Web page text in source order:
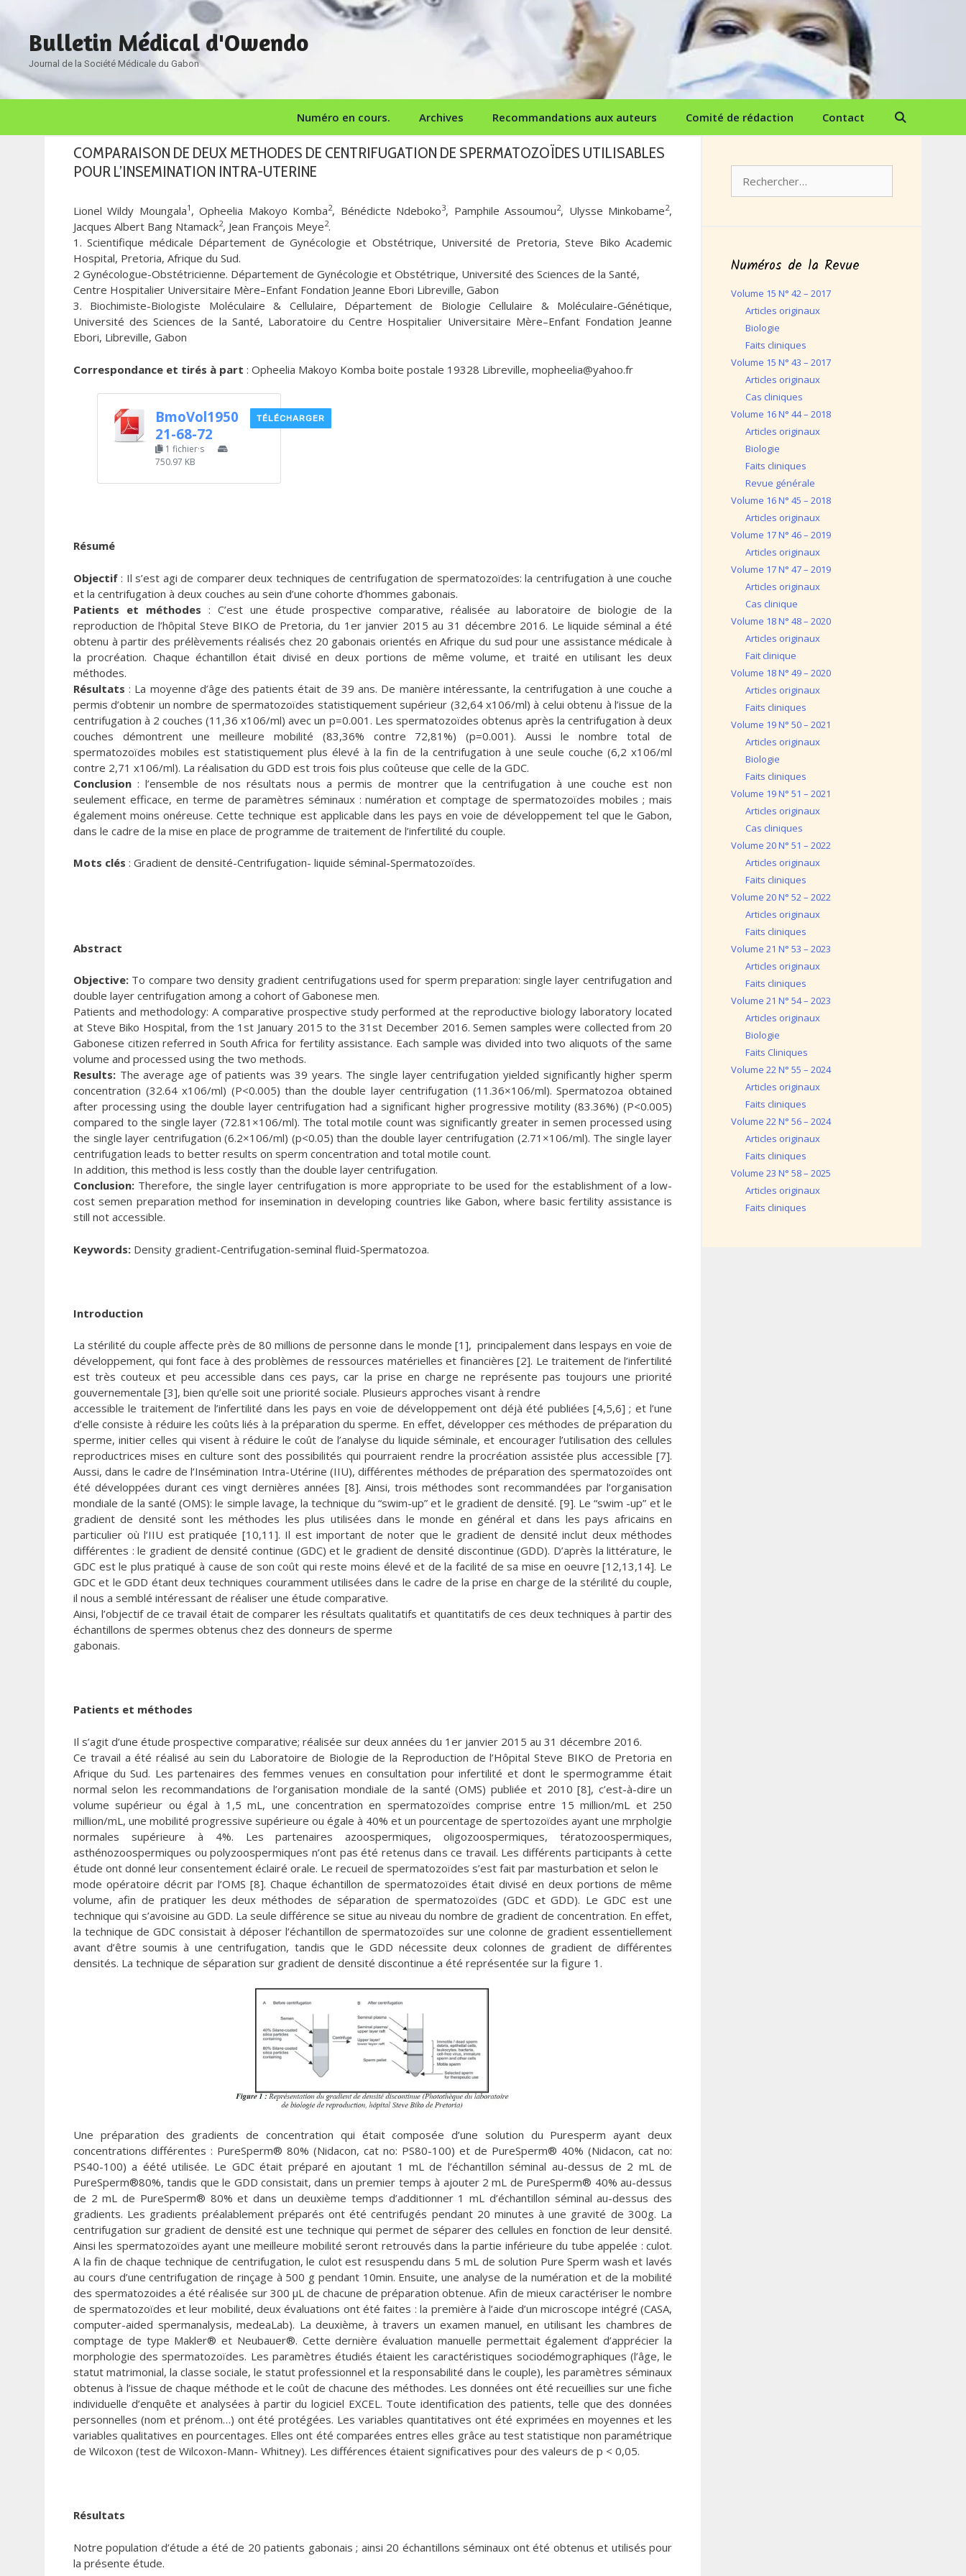
contenuBulletin Médical d'Owendo
Journal de la Société Médicale du Gabon
Numéro en cours. Archives Recommandations aux auteurs Comité de rédaction Contact
COMPARAISON DE DEUX METHODES DE CENTRIFUGATION DE SPERMATOZOÏDES UTILISABLES
POUR L’INSEMINATION INTRA-UTERINE
Lionel Wildy Moungala1 , Opheelia Makoyo Komba2, Bénédicte Ndeboko3, Pamphile Assoumou2, Ulysse Minkobame2,
Jacques Albert Bang Ntamack2, Jean François Meye2.
1. Scientifique médicale Département de Gynécologie et Obstétrique, Université de Pretoria, Steve Biko Academic
Hospital, Pretoria, Afrique du Sud.
2 Gynécologue-Obstétricienne. Département de Gynécologie et Obstétrique, Université des Sciences de la Santé,
Centre Hospitalier Universitaire Mère–Enfant Fondation Jeanne Ebori Libreville, Gabon
3. Biochimiste-Biologiste Moléculaire & Cellulaire, Département de Biologie Cellulaire & Moléculaire-Génétique,
Université des Sciences de la Santé, Laboratoire du Centre Hospitalier Universitaire Mère–Enfant Fondation Jeanne
Ebori, Libreville, Gabon
Correspondance et tirés à part : Opheelia Makoyo Komba boite postale 19328 Libreville, mopheelia@yahoo.fr
BmoVol1950
21-68-72
1 fichier·s
750.97 KB
TÉLÉCHARGER
Résumé
Objectif : Il s’est agi de comparer deux techniques de centrifugation de spermatozoïdes: la centrifugation à une couche
et la centrifugation à deux couches au sein d’une cohorte d’hommes gabonais.
Patients et méthodes : C’est une étude prospective comparative, réalisée au laboratoire de biologie de la
reproduction de l’hôpital Steve BIKO de Pretoria, du 1er janvier 2015 au 31 décembre 2016. Le liquide séminal a été
obtenu à partir des prélèvements réalisés chez 20 gabonais orientés en Afrique du sud pour une assistance médicale à
la procréation. Chaque échantillon était divisé en deux portions de même volume, et traité en utilisant les deux
méthodes.
Résultats : La moyenne d’âge des patients était de 39 ans. De manière intéressante, la centrifugation à une couche a
permis d’obtenir un nombre de spermatozoïdes statistiquement supérieur (32,64 x106/ml) à celui obtenu à l’issue de la
centrifugation à 2 couches (11,36 x106/ml) avec un p=0.001. Les spermatozoïdes obtenus après la centrifugation à deux
couches démontrent une meilleure mobilité (83,36% contre 72,81%) (p=0.001). Aussi le nombre total de
spermatozoïdes mobiles est statistiquement plus élevé à la fin de la centrifugation à une seule couche (6,2 x106/ml
contre 2,71 x106/ml). La réalisation du GDD est trois fois plus coûteuse que celle de la GDC.
Conclusion : l’ensemble de nos résultats nous a permis de montrer que la centrifugation à une couche est non
seulement efficace, en terme de paramètres séminaux : numération et comptage de spermatozoïdes mobiles ; mais
également moins onéreuse. Cette technique est applicable dans les pays en voie de développement tel que le Gabon,
dans le cadre de la mise en place de programme de traitement de l’infertilité du couple.
Mots clés : Gradient de densité-Centrifugation- liquide séminal-Spermatozoïdes.
Abstract
Objective: To compare two density gradient centrifugations used for sperm preparation: single layer centrifugation and
double layer centrifugation among a cohort of Gabonese men.
Patients and methodology: A comparative prospective study performed at the reproductive biology laboratory located
at Steve Biko Hospital, from the 1st January 2015 to the 31st December 2016. Semen samples were collected from 20
Gabonese citizen referred in South Africa for fertility assistance. Each sample was divided into two aliquots of the same
volume and processed using the two methods.
Results: The average age of patients was 39 years. The single layer centrifugation yielded significantly higher sperm
concentration (32.64 x106/ml) (P<0.005) than the double layer centrifugation (11.36×106/ml). Spermatozoa obtained
after processing using the double layer centrifugation had a significant higher progressive motility (83.36%) (P<0.005)
compared to the single layer (72.81×106/ml). The total motile count was significantly greater in semen processed using
the single layer centrifugation (6.2×106/ml) (p<0.05) than the double layer centrifugation (2.71×106/ml). The single layer
centrifugation leads to better results on sperm concentration and total motile count.
In addition, this method is less costly than the double layer centrifugation.
Conclusion: Therefore, the single layer centrifugation is more appropriate to be used for the establishment of a low-
cost semen preparation method for insemination in developing countries like Gabon, where basic fertility assistance is
still not accessible.
Keywords: Density gradient-Centrifugation-seminal fluid-Spermatozoa.
Introduction
La stérilité du couple affecte près de 80 millions de personne dans le monde [1], principalement dans lespays en voie de
développement, qui font face à des problèmes de ressources matérielles et financières [2]. Le traitement de l’infertilité
est très couteux et peu accessible dans ces pays, car la prise en charge ne représente pas toujours une priorité
gouvernementale [3], bien qu’elle soit une priorité sociale. Plusieurs approches visant à rendre
accessible le traitement de l’infertilité dans les pays en voie de développement ont déjà été publiées [4,5,6] ; et l’une
d’elle consiste à réduire les coûts liés à la préparation du sperme. En effet, développer ces méthodes de préparation du
sperme, initier celles qui visent à réduire le coût de l’analyse du liquide séminale, et encourager l’utilisation des cellules
reproductrices mises en culture sont des possibilités qui pourraient rendre la procréation assistée plus accessible [7].
Aussi, dans le cadre de l’Insémination Intra-Utérine (IIU), différentes méthodes de préparation des spermatozoïdes ont
été développées durant ces vingt dernières années [8]. Ainsi, trois méthodes sont recommandées par l’organisation
mondiale de la santé (OMS): le simple lavage, la technique du “swim-up” et le gradient de densité. [9]. Le “swim -up” et le
gradient de densité sont les méthodes les plus utilisées dans le monde en général et dans les pays africains en
particulier où l’IIU est pratiquée [10,11]. Il est important de noter que le gradient de densité inclut deux méthodes
différentes : le gradient de densité continue (GDC) et le gradient de densité discontinue (GDD). D’après la littérature, le
GDC est le plus pratiqué à cause de son coût qui reste moins élevé et de la facilité de sa mise en oeuvre [12,13,14]. Le
GDC et le GDD étant deux techniques couramment utilisées dans le cadre de la prise en charge de la stérilité du couple,
il nous a semblé intéressant de réaliser une étude comparative.
Ainsi, l’objectif de ce travail était de comparer les résultats qualitatifs et quantitatifs de ces deux techniques à partir des
échantillons de spermes obtenus chez des donneurs de sperme
gabonais.
Patients et méthodes
Il s’agit d’une étude prospective comparative; réalisée sur deux années du 1er janvier 2015 au 31 décembre 2016.
Ce travail a été réalisé au sein du Laboratoire de Biologie de la Reproduction de l’Hôpital Steve BIKO de Pretoria en
Afrique du Sud. Les partenaires des femmes venues en consultation pour infertilité et dont le spermogramme était
normal selon les recommandations de l’organisation mondiale de la santé (OMS) publiée et 2010 [8], c’est-à-dire un
volume supérieur ou égal à 1,5 mL, une concentration en spermatozoïdes comprise entre 15 million/mL et 250
million/mL, une mobilité progressive supérieure ou égale à 40% et un pourcentage de spertozoïdes ayant une mrpholgie
normales supérieure à 4%. Les partenaires azoospermiques, oligozoospermiques, tératozoospermiques,
asthénozoospermiques ou polyzoospermiques n’ont pas été retenus dans ce travail. Les différents participants à cette
étude ont donné leur consentement éclairé orale. Le recueil de spermatozoïdes s’est fait par masturbation et selon le
mode opératoire décrit par l’OMS [8]. Chaque échantillon de spermatozoïdes était divisé en deux portions de même
volume, afin de pratiquer les deux méthodes de séparation de spermatozoïdes (GDC et GDD). Le GDC est une
technique qui s’avoisine au GDD. La seule différence se situe au niveau du nombre de gradient de concentration. En effet,
la technique de GDC consistait à déposer l’échantillon de spermatozoïdes sur une colonne de gradient essentiellement
avant d’être soumis à une centrifugation, tandis que le GDD nécessite deux colonnes de gradient de différentes
densités. La technique de séparation sur gradient de densité discontinue a été représentée sur la figure 1.
Une préparation des gradients de concentration qui était composée d’une solution du Puresperm ayant deux
concentrations différentes : PureSperm® 80% (Nidacon, cat no: PS80-100) et de PureSperm® 40% (Nidacon, cat no:
PS40-100) a éété utilisée. Le GDC était préparé en ajoutant 1 mL de l’échantillon séminal au-dessus de 2 mL de
PureSperm®80%, tandis que le GDD consistait, dans un premier temps à ajouter 2 mL de PureSperm® 40% au-dessus
de 2 mL de PureSperm® 80% et dans un deuxième temps d’additionner 1 mL d’échantillon séminal au-dessus des
gradients. Les gradients préalablement préparés ont été centrifugés pendant 20 minutes à une gravité de 300g. La
centrifugation sur gradient de densité est une technique qui permet de séparer des cellules en fonction de leur densité.
Ainsi les spermatozoïdes ayant une meilleure mobilité seront retrouvés dans la partie inférieure du tube appelée : culot.
A la fin de chaque technique de centrifugation, le culot est resuspendu dans 5 mL de solution Pure Sperm wash et lavés
au cours d’une centrifugation de rinçage à 500 g pendant 10min. Ensuite, une analyse de la numération et de la mobilité
des spermatozoides a été réalisée sur 300 μL de chacune de préparation obtenue. Afin de mieux caractériser le nombre
de spermatozoïdes et leur mobilité, deux évaluations ont été faites : la première à l’aide d’un microscope intégré (CASA,
computer-aided spermanalysis, medeaLab). La deuxième, à travers un examen manuel, en utilisant les chambres de
comptage de type Makler® et Neubauer®. Cette dernière évaluation manuelle permettait également d’apprécier la
morphologie des spermatozoïdes. Les paramètres étudiés étaient les caractéristiques sociodémographiques (l’âge, le
statut matrimonial, la classe sociale, le statut professionnel et la responsabilité dans le couple), les paramètres séminaux
obtenus à l’issue de chaque méthode et le coût de chacune des méthodes. Les données ont été recueillies sur une fiche
individuelle d’enquête et analysées à partir du logiciel EXCEL. Toute identification des patients, telle que des données
personnelles (nom et prénom…) ont été protégées. Les variables quantitatives ont été exprimées en moyennes et les
variables qualitatives en pourcentages. Elles ont été comparées entres elles grâce au test statistique non paramétrique
de Wilcoxon (test de Wilcoxon-Mann- Whitney). Les différences étaient significatives pour des valeurs de p < 0,05.
Résultats
Notre population d’étude a été de 20 patients gabonais ; ainsi 20 échantillons séminaux ont été obtenus et utilisés pour
la présente étude.
Numéros de la Revue
Volume 15 N° 42 – 2017
Articles originaux
Biologie
Faits cliniques
Volume 15 N° 43 – 2017
Articles originaux
Cas cliniques
Volume 16 N° 44 – 2018
Articles originaux
Biologie
Faits cliniques
Revue générale
Volume 16 N° 45 – 2018
Articles originaux
Volume 17 N° 46 – 2019
Articles originaux
Volume 17 N° 47 – 2019
Articles originaux
Cas clinique
Volume 18 N° 48 – 2020
Articles originaux
Fait clinique
Volume 18 N° 49 – 2020
Articles originaux
Faits cliniques
Volume 19 N° 50 – 2021
Articles originaux
Biologie
Faits cliniques
Volume 19 N° 51 – 2021
Articles originaux
Cas cliniques
Volume 20 N° 51 – 2022
Articles originaux
Faits cliniques
Volume 20 N° 52 – 2022
Articles originaux
Faits cliniques
Volume 21 N° 53 – 2023
Articles originaux
Faits cliniques
Volume 21 N° 54 – 2023
Articles originaux
Biologie
Faits Cliniques
Volume 22 N° 55 – 2024
Articles originaux
Faits cliniques
Volume 22 N° 56 – 2024
Articles originaux
Faits cliniques
Volume 23 N° 58 – 2025
Articles originaux
Faits cliniques